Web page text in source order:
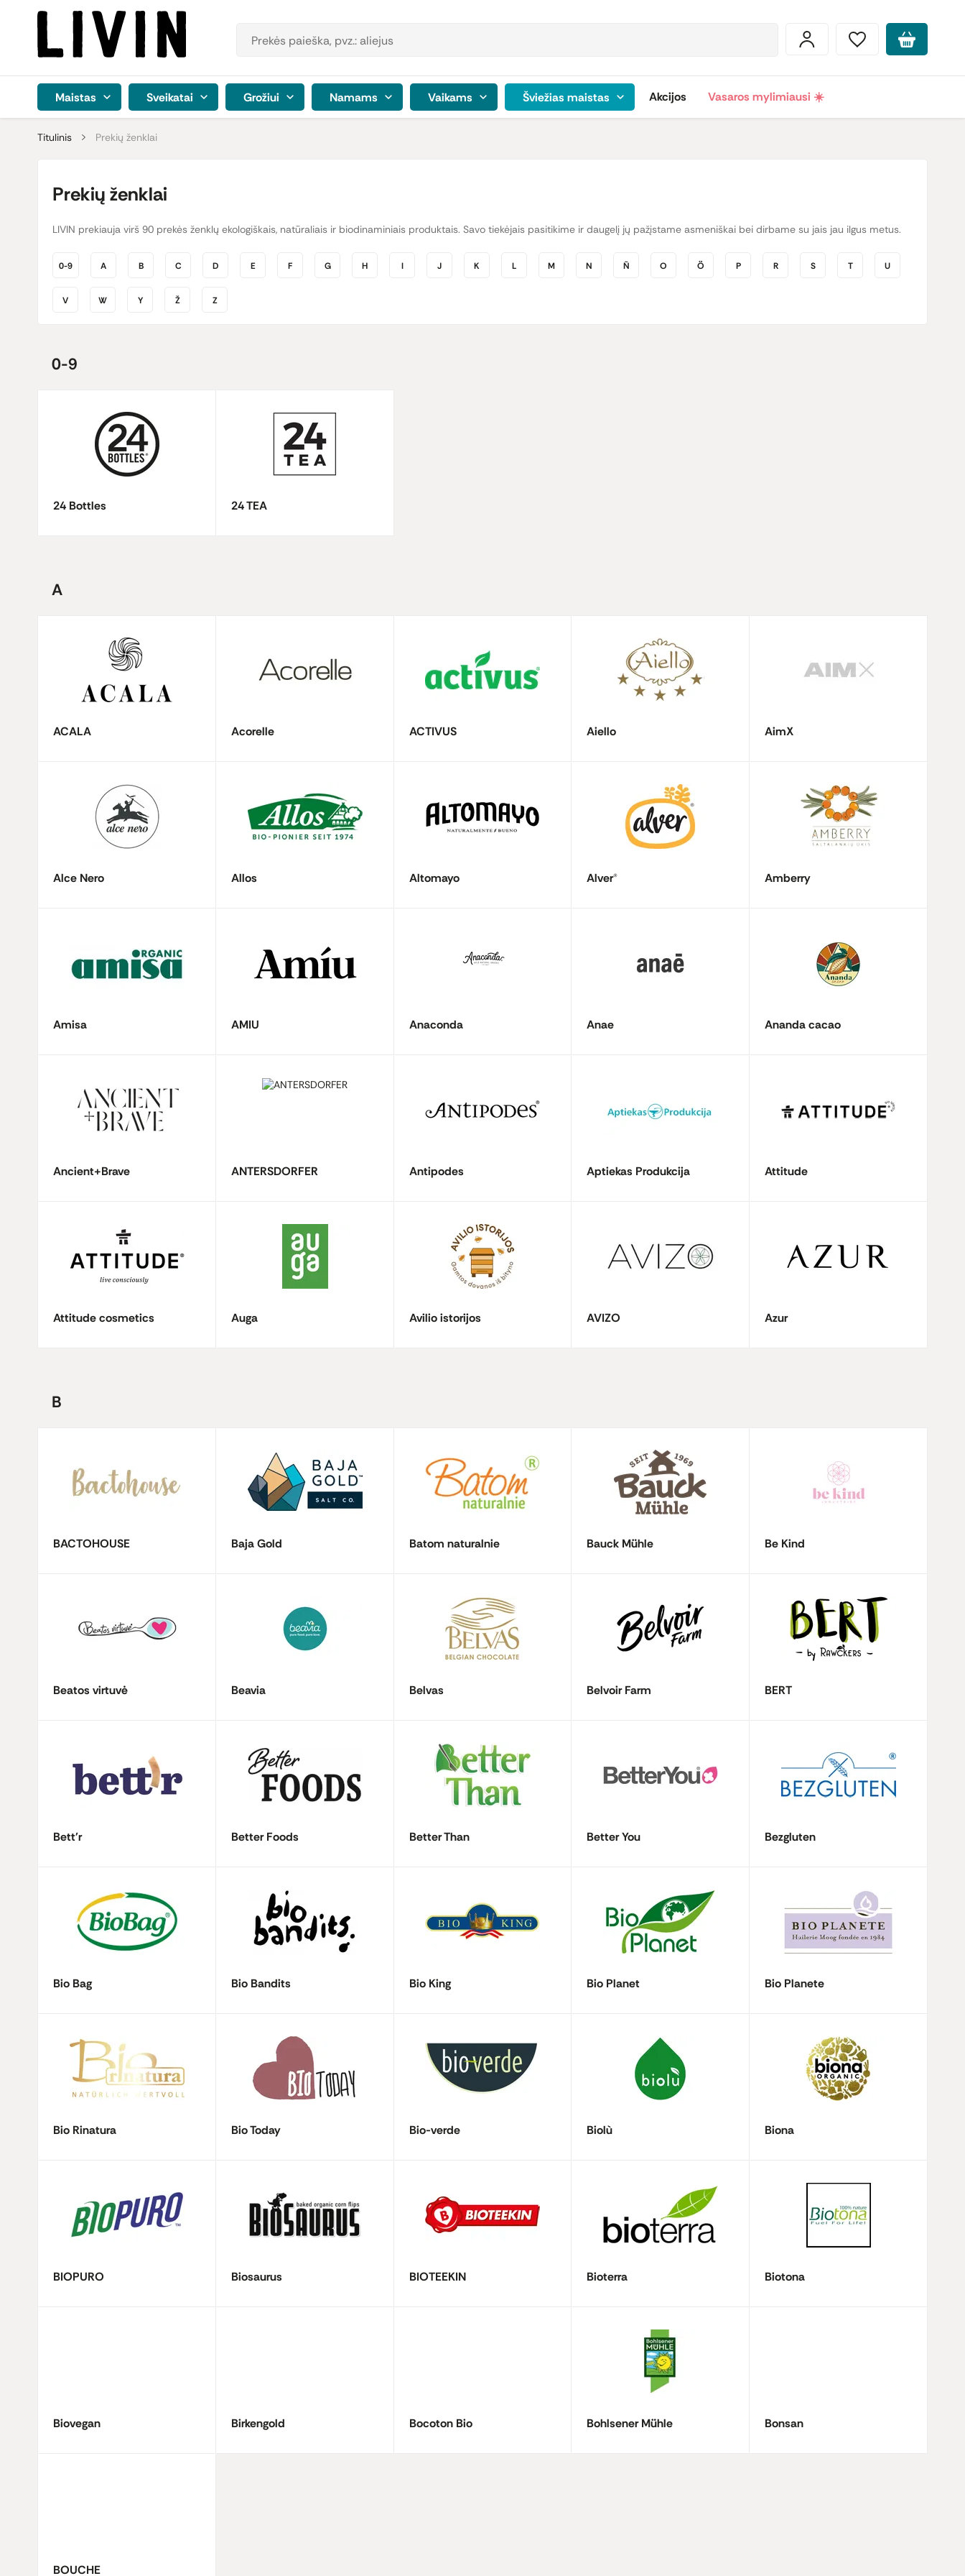
Maistas Sveikatai Grožiui Namams Vaikams Šviežias maistas Akcijos Vasaros mylimiausi ☀️
Titulinis Prekių ženklai
Prekių ženklai
LIVIN prekiauja virš 90 prekės ženklų ekologiškais, natūraliais ir biodinaminiais produktais. Savo tiekėjais pasitikime ir daugelį jų pažįstame asmeniškai bei dirbame su jais jau ilgus metus.
0-9 A B C D E F G H I J K L M N Ñ O Ö P R S T U
V W Y Ž Z
0-9
24 Bottles 24 TEA
A
ACALA Acorelle ACTIVUS Aiello AimX
Alce Nero Allos Altomayo Alver® Amberry
Amisa AMIU Anaconda Anae Ananda cacao
Ancient+Brave ANTERSDORFER Antipodes Aptiekas Produkcija Attitude
Attitude cosmetics Auga Avilio istorijos AVIZO Azur
B
BACTOHOUSE Baja Gold Batom naturalnie Bauck Mühle Be Kind
Beatos virtuvė Beavia Belvas Belvoir Farm BERT
Bett'r Better Foods Better Than Better You Bezgluten
Bio Bag Bio Bandits Bio King Bio Planet Bio Planete
Bio Rinatura Bio Today Bio-verde Biolù Biona
BIOPURO Biosaurus BIOTEEKIN Bioterra Biotona
Biovegan Birkengold Bocoton Bio Bohlsener Mühle Bonsan
BOUCHE